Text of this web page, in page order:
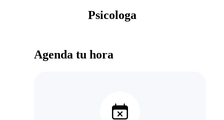
Psicologa
Agenda tu hora